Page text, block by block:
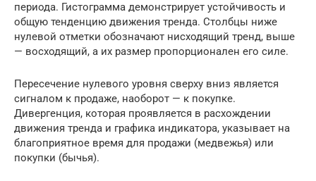
периода. Гистограмма демонстрирует устойчивость и
общую тенденцию движения тренда. Столбцы ниже
нулевой отметки обозначают нисходящий тренд, выше
— восходящий, а их размер пропорционален его силе.
Пересечение нулевого уровня сверху вниз является
сигналом к продаже, наоборот — к покупке.
Дивергенция, которая проявляется в расхождении
движения тренда и графика индикатора, указывает на
благоприятное время для продажи (медвежья) или
покупки (бычья).